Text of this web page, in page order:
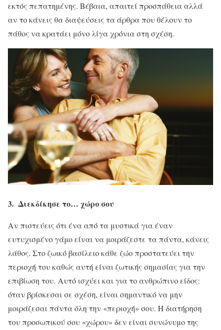
εκτός πεπατημένης. Βέβαια, απαιτεί προσπάθεια αλλά
αν το κάνεις θα διαψεύσεις τα άρθρα που θέλουν το
πάθος να κρατάει μόνο λίγα χρόνια στη σχέση.
3. Διεκδίκησε το… χώρο σου
Αν πιστεύεις ότι ένα από τα μυστικά για έναν
ευτυχισμένο γάμο είναι να μοιράζεστε τα πάντα, κάνεις
λάθος. Στο ζωικό βασίλειο κάθε ζώο προστατεύει την
περιοχή του καθώς αυτή είναι ζωτικής σημασίας για την
επιβίωση του. Αυτό ισχύει και για το ανθρώπινο είδος:
όταν βρίσκεσαι σε σχέση, είναι σημαντικό να μην
μοιράζεσαι πάντα όλη την «περιοχή» σου. Η διατήρηση
του προσωπικού σου «χώρου» δεν είναι συνώνυμο της